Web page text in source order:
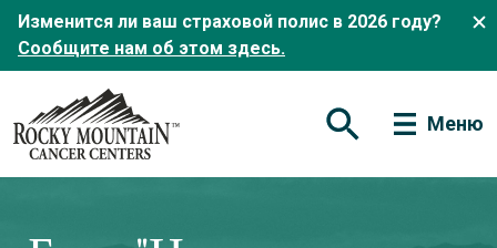
Изменится ли ваш страховой полис в 2026 году?
Сообщите нам об этом здесь.
Открытая форма
Меню